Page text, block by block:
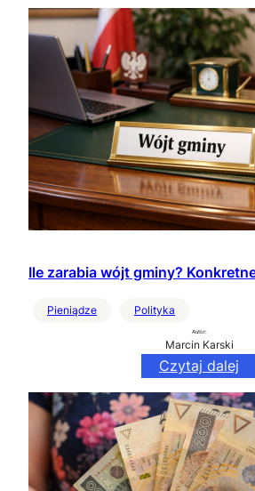
Ile zarabia wójt gminy?
Pieniądze Polityka
Autor:
Marcin Karski
Czytaj dalej